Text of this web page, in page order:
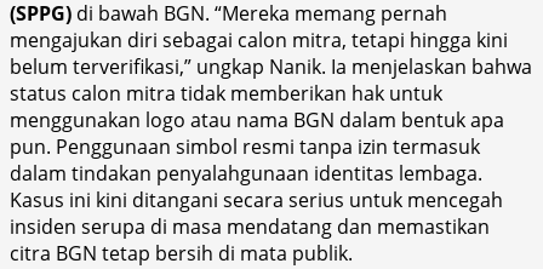
(SPPG) di bawah BGN. “Mereka memang pernah
mengajukan diri sebagai calon mitra, tetapi hingga kini
belum terverifikasi,” ungkap Nanik. Ia menjelaskan bahwa
status calon mitra tidak memberikan hak untuk
menggunakan logo atau nama BGN dalam bentuk apa
pun. Penggunaan simbol resmi tanpa izin termasuk
dalam tindakan penyalahgunaan identitas lembaga.
Kasus ini kini ditangani secara serius untuk mencegah
insiden serupa di masa mendatang dan memastikan
citra BGN tetap bersih di mata publik.